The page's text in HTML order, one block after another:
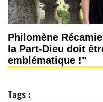
Philomène
la Part-Dieu doit
emblématique !"
Tags :